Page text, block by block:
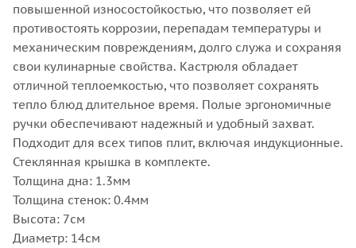
повышенной износостойкостью, что позволяет ей
противостоять коррозии, перепадам температуры и
механическим повреждениям, долго служа и сохраняя
свои кулинарные свойства. Кастрюля обладает
отличной теплоемкостью, что позволяет сохранять
тепло блюд длительное время. Полые эргономичные
ручки обеспечивают надежный и удобный захват.
Подходит для всех типов плит, включая индукционные.
Стеклянная крышка в комплекте.
Толщина дна: 1.3мм
Толщина стенок: 0.4мм
Высота: 7см
Диаметр: 14см